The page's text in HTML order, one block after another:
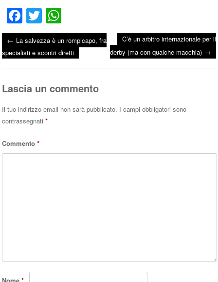
Fa
ce
bo
ok
T
wi
tte
r
ha
ts
A
Post navigation
← La salvezza è un rompicapo, fra
specialisti e scontri diretti
C’è un arbitro internazionale per il
derby (ma con qualche macchia) →
Lascia un commento
Il tuo indirizzo email non sarà pubblicato. I campi obbligatori sono
contrassegnati*
Commento*